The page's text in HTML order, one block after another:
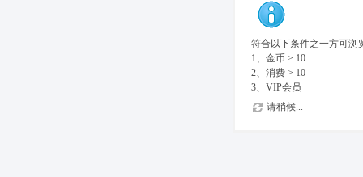
符合以下条件之一方可浏
1、金币 > 10
2、消费 > 10
3、VIP会员
请稍候...